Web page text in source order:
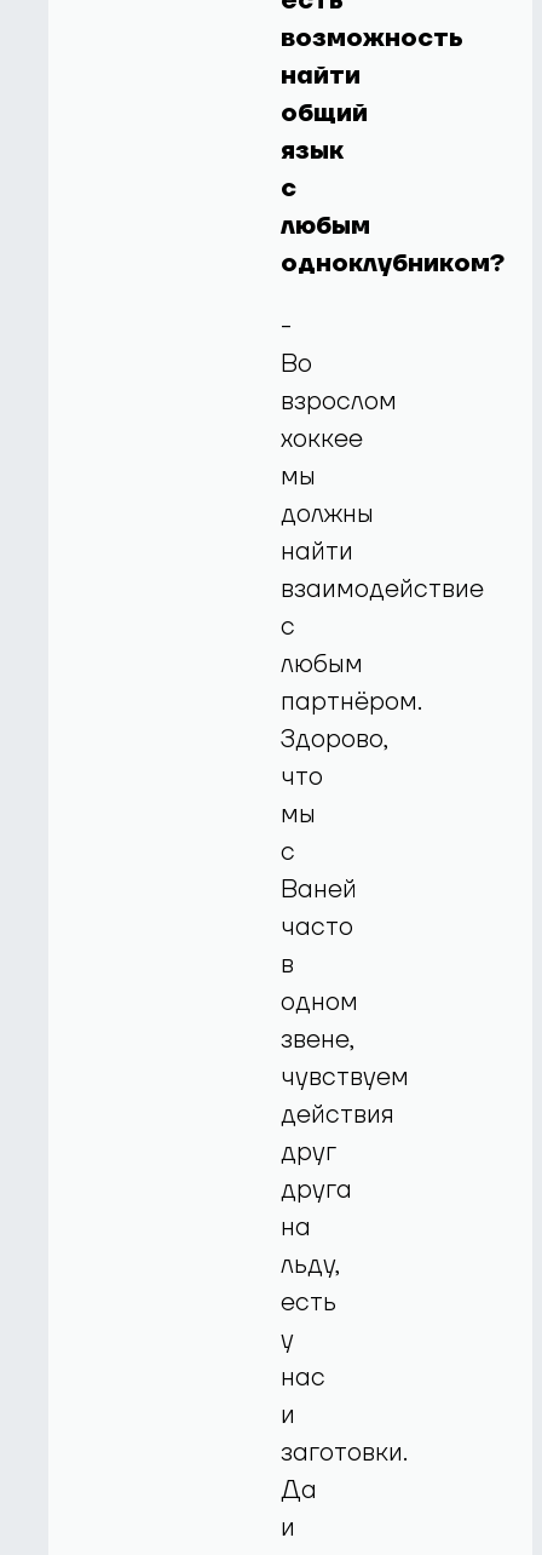
возможность
найти
общий
язык
с
любым
одноклубником?
-
Во
взрослом
хоккее
мы
должны
найти
взаимодействие
с
любым
партнёром.
Здорово,
что
мы
с
Ваней
часто
в
одном
звене,
чувствуем
действия
друг
друга
на
льду,
есть
у
нас
и
заготовки.
Да
и